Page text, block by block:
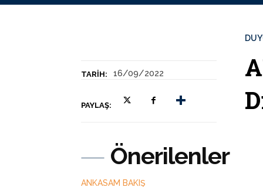
TARIH: 16/09/2022
PAYLAŞ:
Önerilenler
ANKASAM BAKIŞ